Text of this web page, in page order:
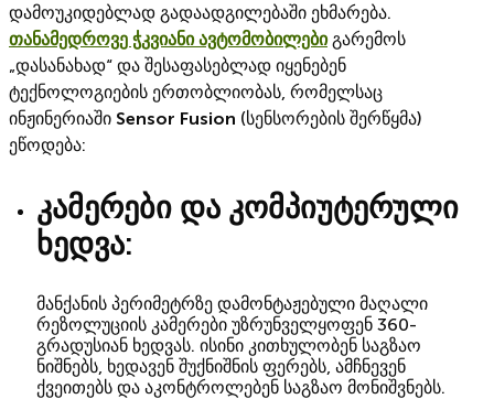
დამოუკიდებლად გადაადგილებაში ეხმარება.
თანამედროვე ჭკვიანი ავტომობილებიგარემოს
„დასანახად“ და შესაფასებლად იყენებენ
ტექნოლოგიების ერთობლიობას, რომელსაც
ინჟინერიაში Sensor Fusion (სენსორების შერწყმა)
ეწოდება:
კამერები და კომპიუტერული
ხედვა:
მანქანის პერიმეტრზე დამონტაჟებული მაღალი
რეზოლუციის კამერები უზრუნველყოფენ 360-
გრადუსიან ხედვას. ისინი კითხულობენ საგზაო
ნიშნებს, ხედავენ შუქნიშნის ფერებს, ამჩნევენ
ქვეითებს და აკონტროლებენ საგზაო მონიშვნებს.